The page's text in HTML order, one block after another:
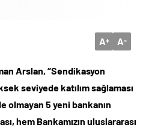
A+ A-
Arslan, “Sendikasyon
seviyede katılım sağlaması
olmayan 5 yeni bankanın
hem Bankamızın uluslararası